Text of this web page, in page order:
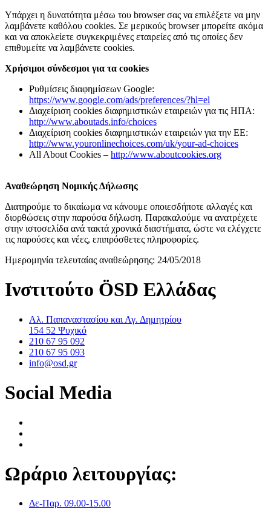
Υπάρχει η δυνατότητα μέσω του browser σας να επιλέξετε να μην
λαμβάνετε καθόλου cookies. Σε μερικούς browser μπορείτε ακόμα
και να αποκλείετε συγκεκριμένες εταιρείες από τις οποίες δεν
επιθυμείτε να λαμβάνετε cookies.
Χρήσιμοι σύνδεσμοι για τα cookies
Ρυθμίσεις διαφημίσεων Google:
https://www.google.com/ads/preferences/?hl=el
Διαχείριση cookies διαφημιστικών εταιρειών για τις ΗΠΑ:
http://www.aboutads.info/choices
Διαχείριση cookies διαφημιστικών εταιρειών για την ΕΕ:
http://www.youronlinechoices.com/uk/your-ad-choices
All About Cookies – http://www.aboutcookies.org
Αναθεώρηση Νομικής Δήλωσης
Διατηρούμε το δικαίωμα να κάνουμε οποιεσδήποτε αλλαγές και
διορθώσεις στην παρούσα δήλωση. Παρακαλούμε να ανατρέχετε
στην ιστοσελίδα ανά τακτά χρονικά διαστήματα, ώστε να ελέγχετε
τις παρούσες και νέες, επιπρόσθετες πληροφορίες.
Ημερομηνία τελευταίας αναθεώρησης: 24/05/2018
Ινστιτούτο ÖSD Ελλάδας
Αλ. Παπαναστασίου και Αγ. Δημητρίου
154 52 Ψυχικό
210 67 95 092
210 67 95 093
info@osd.gr
Social Media
Ωράριο λειτουργίας:
Δε-Παρ. 09.00-15.00